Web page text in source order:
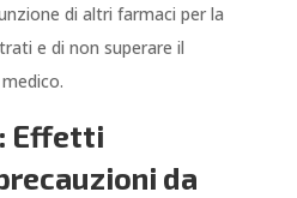
di altri farmaci per la
e di non superare il
Effetti
da